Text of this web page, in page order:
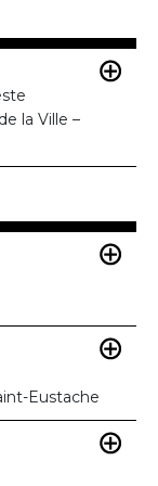
la Ville –
Eustache